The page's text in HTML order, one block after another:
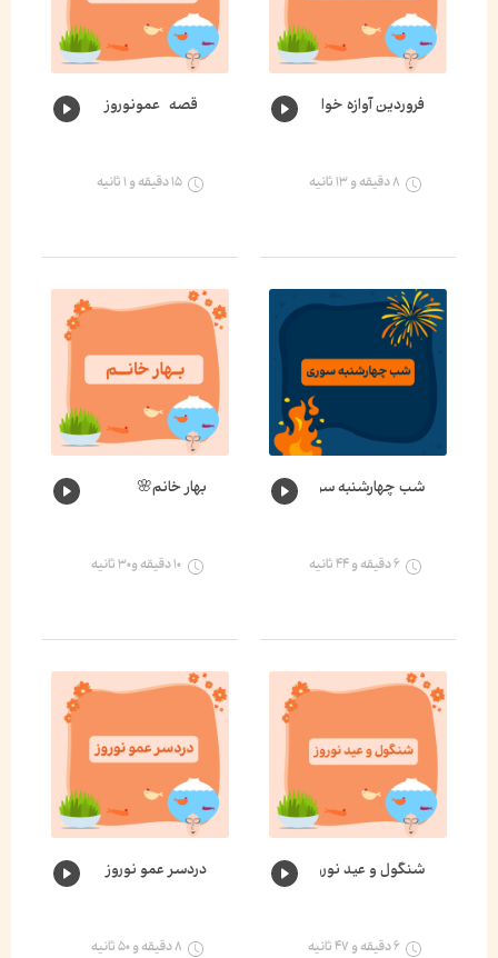
فروردین آوازه خوان🌸
۸ دقیقه و ۱۳ ثانیه
قصه عمونوروز و خاله نوبهار🌺
۱۵ دقیقه و ۱ ثانیه
شب چهارشنبه سوری
۶ دقیقه و ۴۴ ثانیه
بهار خانم🌸
۱۰ دقیقه و۳۰ ثانیه
شنگول و عید نوروز
۶ دقیقه و ۴۷ ثانیه
دردسر عمو نوروز
۸ دقیقه و ۵۰ ثانیه